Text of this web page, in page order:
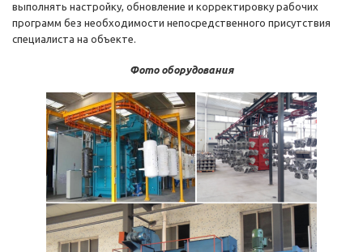
выполнять настройку, обновление и корректировку рабочих
программ без необходимости непосредственного присутствия
специалиста на объекте.
Фото оборудования